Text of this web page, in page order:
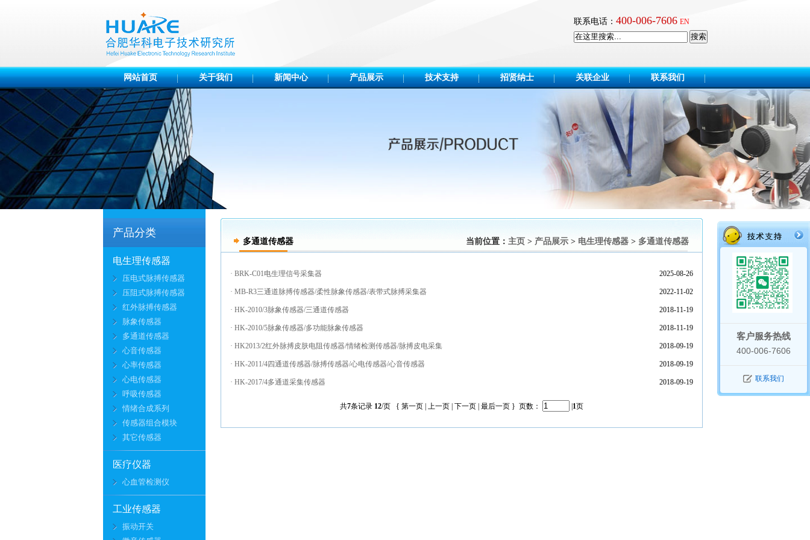
联系电话： 400-006-7606 EN
搜索
网站首页 关于我们 新闻中心 产品展示 技术支持 招贤纳士 关联企业 联系我们
产品分类
电生理传感器
压电式脉搏传感器
压阻式脉搏传感器
红外脉搏传感器
脉象传感器
多通道传感器
心音传感器
心率传感器
心电传感器
呼吸传感器
情绪合成系列
传感器组合模块
其它传感器
医疗仪器
心血管检测仪
工业传感器
振动开关
当前位置： 主页 > 产品展示 > 电生理传感器 > 多通道传感器
多通道传感器
2025-08-26
· BRK-C01电生理信号采集器
2022-11-02
· MB-R3三通道脉搏传感器/柔性脉象传感器/表带式脉搏采集器
2018-11-19
· HK-2010/3脉象传感器/三通道传感器
2018-11-19
· HK-2010/5脉象传感器/多功能脉象传感器
2018-09-19
· HK2013/2红外脉搏皮肤电阻传感器/情绪检测传感器/脉搏皮电采集
2018-09-19
· HK-2011/4四通道传感器/脉搏传感器/心电传感器/心音传感器
2018-09-19
· HK-2017/4多通道采集传感器
共7条记录 12/页 { 第一页 | 上一页 | 下一页 | 最后一页 } 页数： 1页
客户服务热线
400-006-7606
联系我们